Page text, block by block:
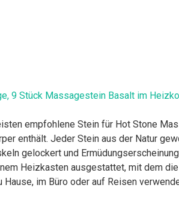
9 Stück Massagestein Basalt im
empfohlene Stein für Hot Stone
enthält. Jeder Stein aus der Natur
gelockert und
Heizkasten ausgestattet, mit dem
im Büro oder auf Reisen